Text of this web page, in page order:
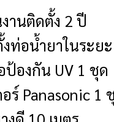
านติดตั้ง 2 ปี
ท่อน้ำยาในระยะ
ป้องกัน UV 1 ชุด
ร์ Panasonic 1